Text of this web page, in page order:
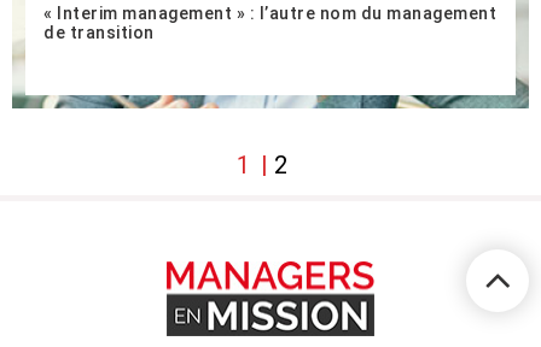
« Interim management » : l’autre nom du management
de transition
Bretagne, aux Pays-Bas, puis en Europe et partic...
LIRE L'ARTICLE COMPLET
1 2